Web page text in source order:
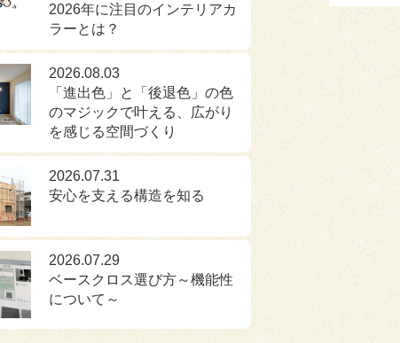
2026年に注目のインテリアカ
ラーとは？
2026.08.03
「進出色」と「後退色」の色
のマジックで叶える、広がり
を感じる空間づくり
2026.07.31
安心を支える構造を知る
2026.07.29
ベースクロス選び方～機能性
について～